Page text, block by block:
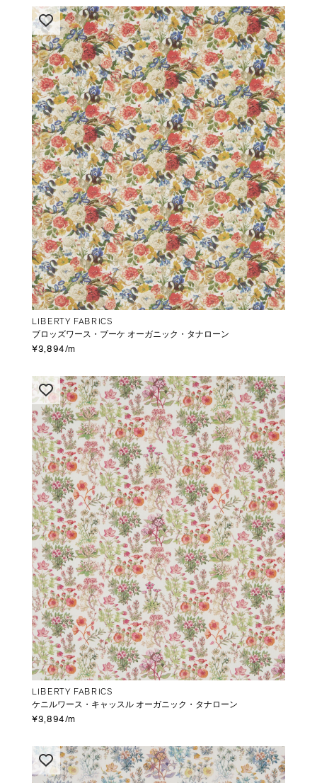
LIBERTY FABRICS
ブロッズワース・ブーケ オーガニック・タナローン
¥3,894/m
LIBERTY FABRICS
ケニルワース・キャッスル オーガニック・タナローン
¥3,894/m